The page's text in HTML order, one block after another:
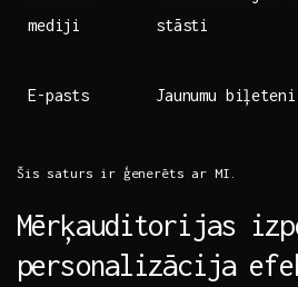
mediji
stāsti
E-pasts Jaunumu​ biļeteni
Šis saturs ‌ir ģenerēts ar MI.
Mērķauditorijas
personalizācija⁣